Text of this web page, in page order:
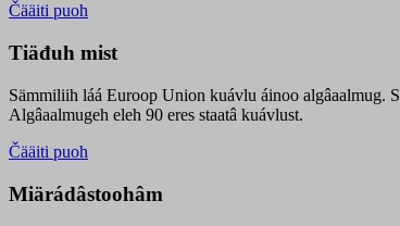
Čääiti puoh
Tiäđuh mist
Sämmiliih láá Euroop Union kuávlu áinoo algâaalmug.
Algâaalmugeh eleh 90 eres staatâ kuávlust.
Čääiti puoh
Miärádâstoohâm